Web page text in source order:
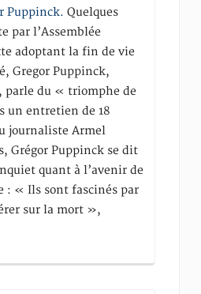
Puppinck. Quelques
par l’Assemblée
adoptant la fin de vie
Gregor Puppinck,
parle du « triomphe de
un entretien de 18
journaliste Armel
Grégor Puppinck se dit
quant à l’avenir de
: « Ils sont fascinés par
sur la mort »,